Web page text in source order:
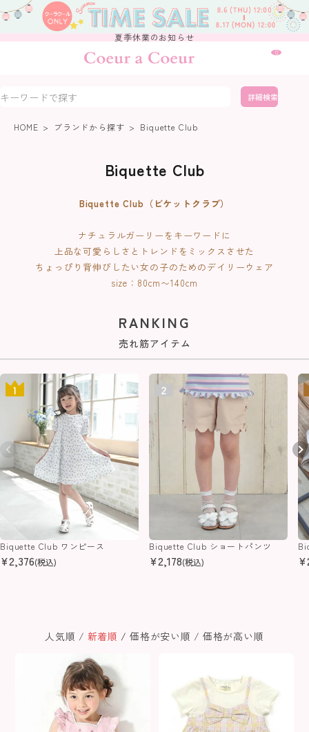
夏季休業のお知らせ
0
詳細検索
HOME ブランドから探す Biquette Club
Biquette Club
Biquette Club（ビケットクラブ）
ナチュラルガーリーをキーワードに
上品な可愛らしさとトレンドをミックスさせた
ちょっぴり背伸びしたい女の子のためのデイリーウェア
size：80cm〜140cm
RANKING
売れ筋アイテム
Biquette Club ワンピース
¥2,376(税込)
Biquette Club ショートパンツ
¥2,178(税込) ¥
人気順 新着順 価格が安い順 価格が高い順